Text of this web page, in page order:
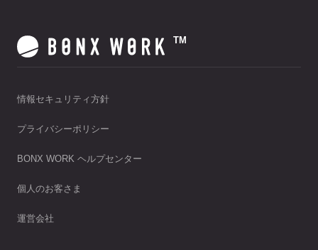
TM
情報セキュリティ方針
プライバシーポリシー
BONX WORK ヘルプセンター
個人のお客さま
運営会社